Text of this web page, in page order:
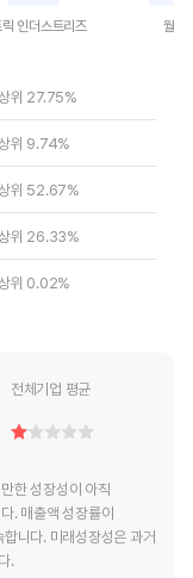
인더스트리즈 월풀
상위 27.75%
상위 9.74%
상위 52.67%
상위 26.33%
상위 0.02%
전체기업 평균
한 성장성이 아직
. 매출액 성장률이
니다. 미래성장성은 과거
.